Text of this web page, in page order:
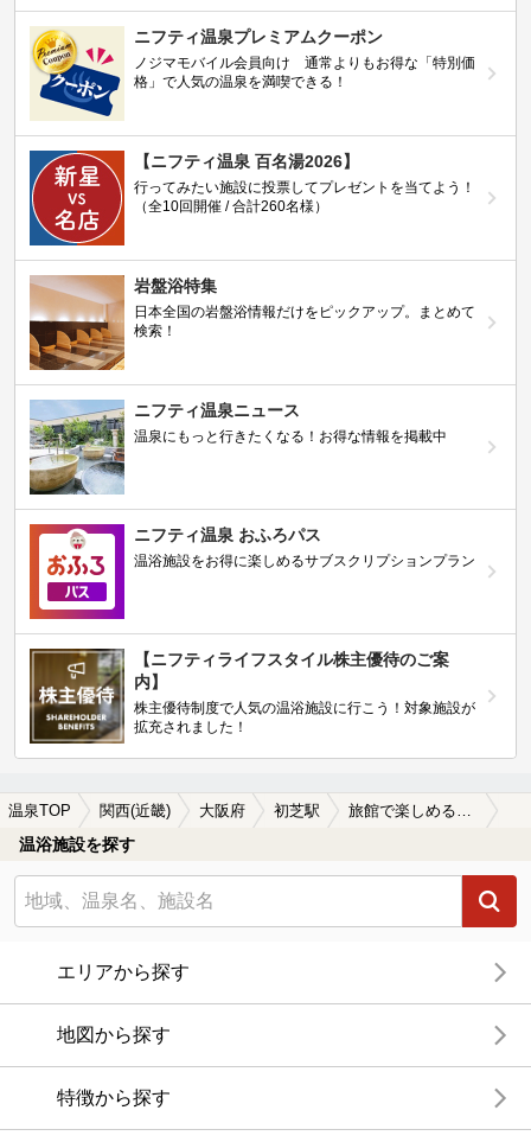
ニフティ温泉プレミアムクーポン
ノジマモバイル会員向け 通常よりもお得な「特別価
格」で人気の温泉を満喫できる！
【ニフティ温泉 百名湯2026】
行ってみたい施設に投票してプレゼントを当てよう！
（全10回開催 / 合計260名様）
岩盤浴特集
日本全国の岩盤浴情報だけをピックアップ。まとめて
検索！
ニフティ温泉ニュース
温泉にもっと行きたくなる！お得な情報を掲載中
ニフティ温泉 おふろパス
温浴施設をお得に楽しめるサブスクリプションプラン
【ニフティライフスタイル株主優待のご案
内】
株主優待制度で人気の温浴施設に行こう！対象施設が
拡充されました！
温泉TOP 関西(近畿) 大阪府 初芝駅 旅館で楽しめる初芝駅近くの温泉、日帰り温泉、スーパー銭湯おすすめ
温浴施設を探す
エリアから探す
地図から探す
特徴から探す